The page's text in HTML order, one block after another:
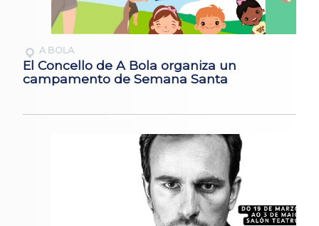
A BOLA
El Concello de A Bola organiza un
campamento de Semana Santa